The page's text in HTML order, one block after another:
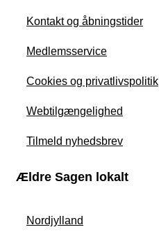
Kontakt og åbningstider
Medlemsservice
Cookies og privatlivspolitik
Webtilgængelighed
Tilmeld nyhedsbrev
Ældre Sagen lokalt
Nordjylland